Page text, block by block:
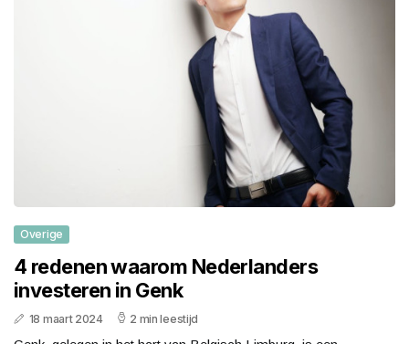
Overige
4 redenen waarom Nederlanders
investeren in Genk
18 maart 2024 2 min leestijd